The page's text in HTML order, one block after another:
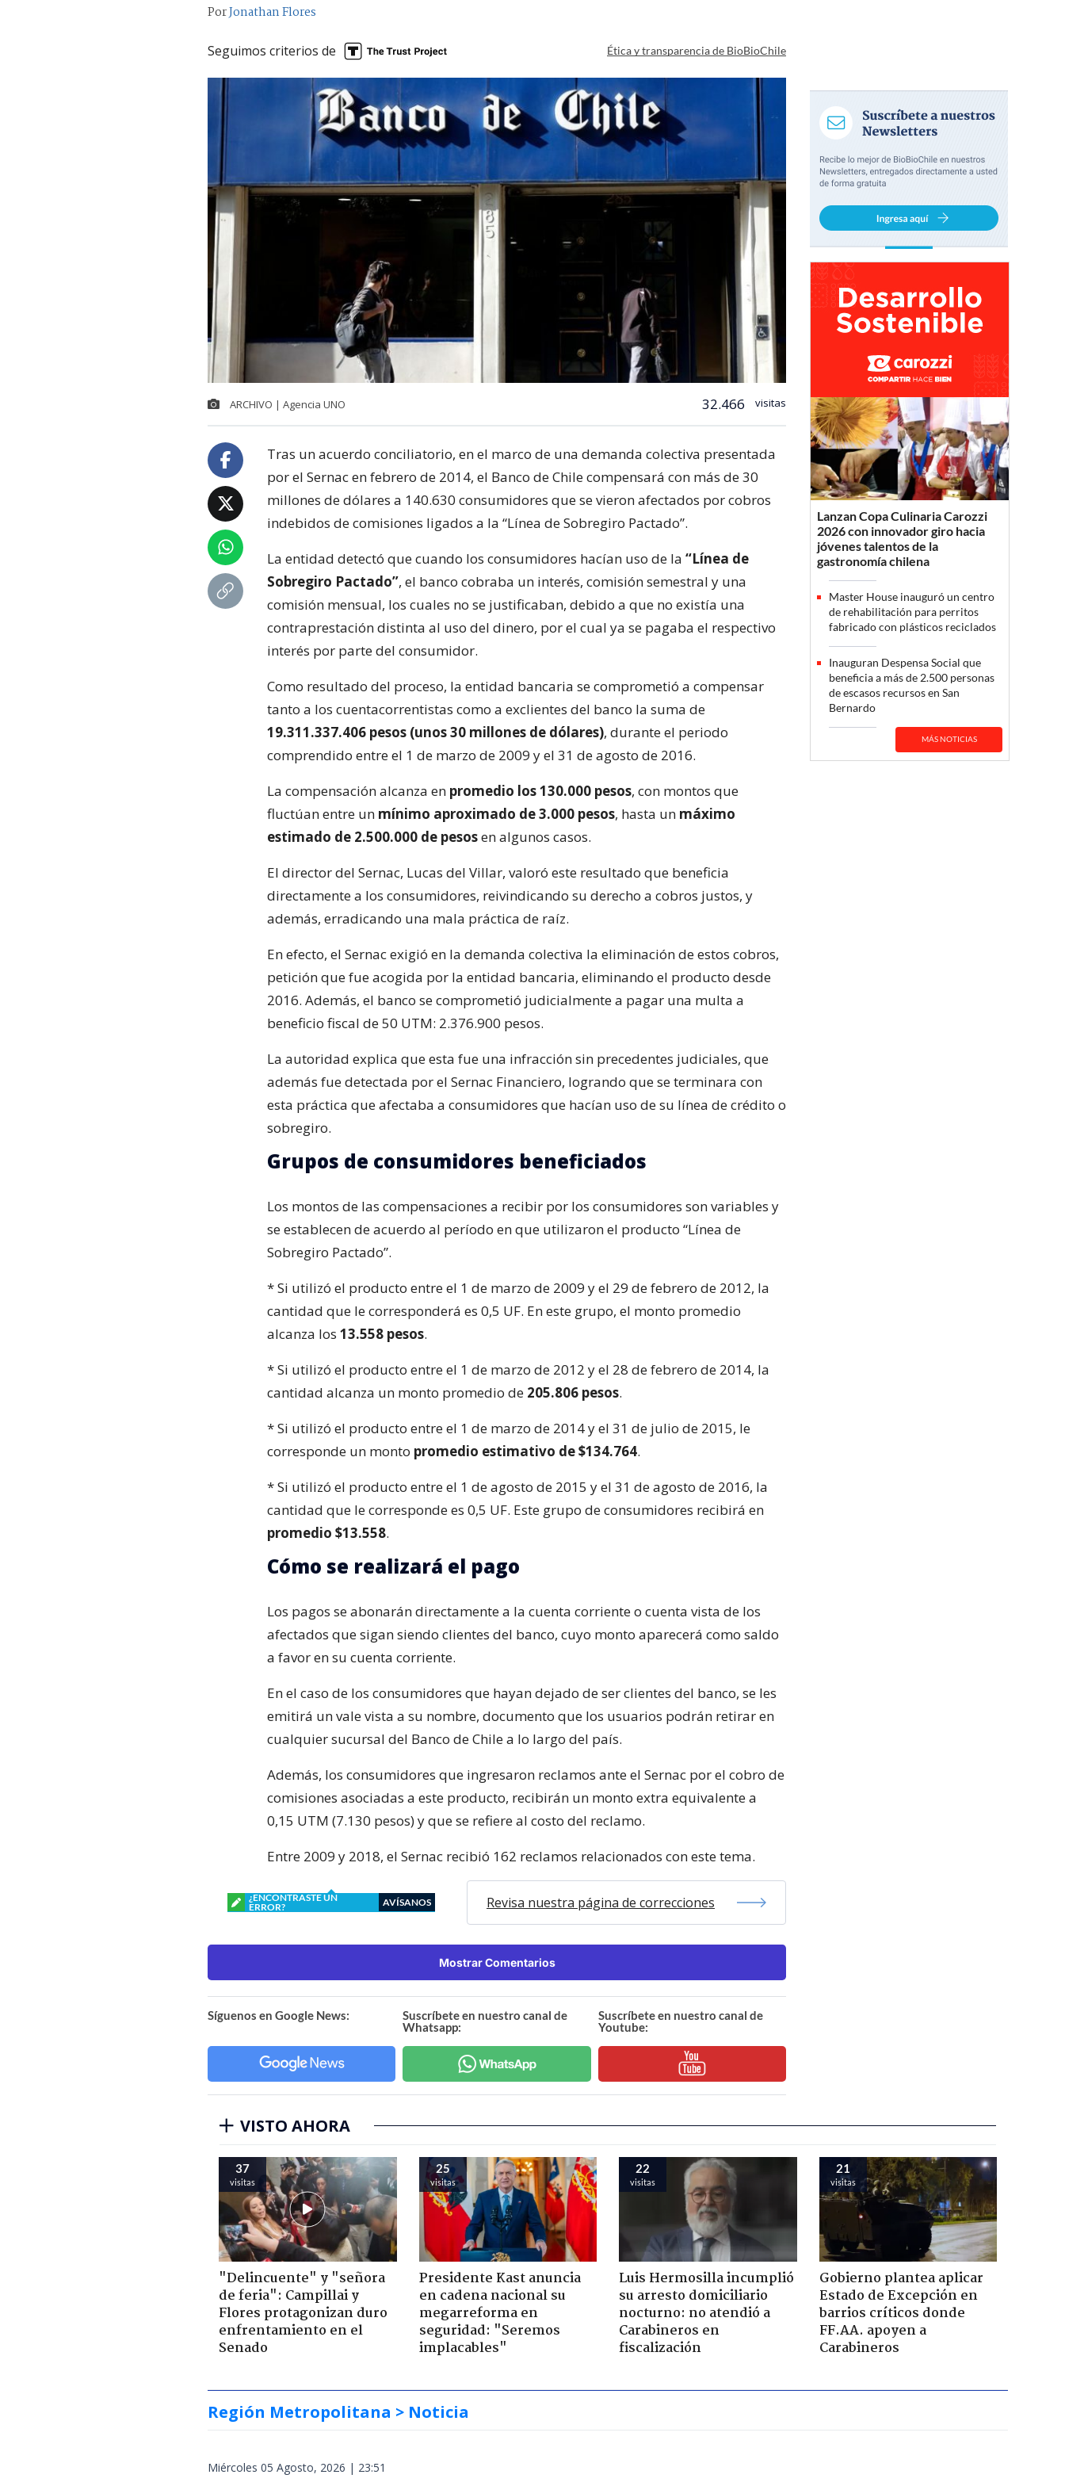
PorJonathan Flores
Seguimos criterios de Ética y transparencia de BioBioChile
ARCHIVO | Agencia UNO 32.466 visitas
Tras un acuerdo conciliatorio, en el marco de una demanda colectiva presentada
por el Sernac en febrero de 2014, el Banco de Chile compensará con más de 30
millones de dólares a 140.630 consumidores que se vieron afectados por cobros
indebidos de comisiones ligados a la “Línea de Sobregiro Pactado”.
La entidad detectó que cuando los consumidores hacían uso de la “Línea de
Sobregiro Pactado”, el banco cobraba un interés, comisión semestral y una
comisión mensual, los cuales no se justificaban, debido a que no existía una
contraprestación distinta al uso del dinero, por el cual ya se pagaba el respectivo
interés por parte del consumidor.
Como resultado del proceso, la entidad bancaria se comprometió a compensar
tanto a los cuentacorrentistas como a exclientes del banco la suma de
19.311.337.406 pesos (unos 30 millones de dólares), durante el periodo
comprendido entre el 1 de marzo de 2009 y el 31 de agosto de 2016.
La compensación alcanza en promedio los 130.000 pesos, con montos que
fluctúan entre un mínimo aproximado de 3.000 pesos, hasta un máximo
estimado de 2.500.000 de pesosen algunos casos.
El director del Sernac, Lucas del Villar, valoró este resultado que beneficia
directamente a los consumidores, reivindicando su derecho a cobros justos, y
además, erradicando una mala práctica de raíz.
En efecto, el Sernac exigió en la demanda colectiva la eliminación de estos cobros,
petición que fue acogida por la entidad bancaria, eliminando el producto desde
2016. Además, el banco se comprometió judicialmente a pagar una multa a
beneficio fiscal de 50 UTM: 2.376.900 pesos.
La autoridad explica que esta fue una infracción sin precedentes judiciales, que
además fue detectada por el Sernac Financiero, logrando que se terminara con
esta práctica que afectaba a consumidores que hacían uso de su línea de crédito o
sobregiro.
Grupos de consumidores beneficiados
Los montos de las compensaciones a recibir por los consumidores son variables y
se establecen de acuerdo al período en que utilizaron el producto “Línea de
Sobregiro Pactado”.
* Si utilizó el producto entre el 1 de marzo de 2009 y el 29 de febrero de 2012, la
cantidad que le corresponderá es 0,5 UF. En este grupo, el monto promedio
alcanza los 13.558 pesos.
* Si utilizó el producto entre el 1 de marzo de 2012 y el 28 de febrero de 2014, la
cantidad alcanza un monto promedio de 205.806 pesos.
* Si utilizó el producto entre el 1 de marzo de 2014 y el 31 de julio de 2015, le
corresponde un monto promedio estimativo de $134.764.
* Si utilizó el producto entre el 1 de agosto de 2015 y el 31 de agosto de 2016, la
cantidad que le corresponde es 0,5 UF. Este grupo de consumidores recibirá en
promedio $13.558.
Cómo se realizará el pago
Los pagos se abonarán directamente a la cuenta corriente o cuenta vista de los
afectados que sigan siendo clientes del banco, cuyo monto aparecerá como saldo
a favor en su cuenta corriente.
En el caso de los consumidores que hayan dejado de ser clientes del banco, se les
emitirá un vale vista a su nombre, documento que los usuarios podrán retirar en
cualquier sucursal del Banco de Chile a lo largo del país.
Además, los consumidores que ingresaron reclamos ante el Sernac por el cobro de
comisiones asociadas a este producto, recibirán un monto extra equivalente a
0,15 UTM (7.130 pesos) y que se refiere al costo del reclamo.
Entre 2009 y 2018, el Sernac recibió 162 reclamos relacionados con este tema.
¿ENCONTRASTE UN
ERROR?
AVÍSANOS Revisa nuestra página de correcciones
Mostrar Comentarios
Síguenos en Google News:
Suscríbete en nuestro canal de
Whatsapp:
Suscríbete en nuestro canal de
Youtube:
Lanzan Copa Culinaria Carozzi
2026 con innovador giro hacia
jóvenes talentos de la
gastronomía chilena
Master House inauguró un centro
de rehabilitación para perritos
fabricado con plásticos reciclados
Inauguran Despensa Social que
beneficia a más de 2.500 personas
de escasos recursos en San
Bernardo
MÁS NOTICIAS
VISTO AHORA
37
visitas
"Delincuente" y "señora
de feria": Campillai y
Flores protagonizan duro
enfrentamiento en el
Senado
25
visitas
Presidente Kast anuncia
en cadena nacional su
megarreforma en
seguridad: "Seremos
implacables"
22
visitas
Luis Hermosilla incumplió
su arresto domiciliario
nocturno: no atendió a
Carabineros en
fiscalización
21
visitas
Gobierno plantea aplicar
Estado de Excepción en
barrios críticos donde
FF.AA. apoyen a
Carabineros
Región Metropolitana > Noticia
Miércoles 05 Agosto, 2026 | 23:51